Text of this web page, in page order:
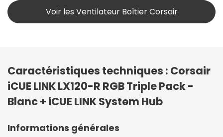
Voir les Ventilateur Boîtier Corsair
Caractéristiques techniques : Corsair
iCUE LINK LX120-R RGB Triple Pack -
Blanc + iCUE LINK System Hub
Informations générales